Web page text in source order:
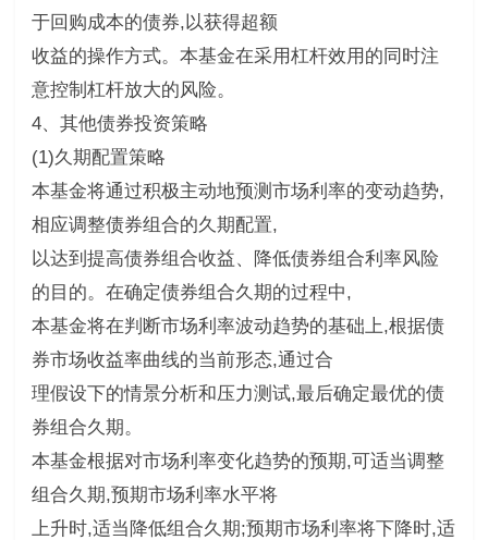
于回购成本的债券,以获得超额
收益的操作方式。本基金在采用杠杆效用的同时注
意控制杠杆放大的风险。
4、其他债券投资策略
(1)久期配置策略
本基金将通过积极主动地预测市场利率的变动趋势,
相应调整债券组合的久期配置,
以达到提高债券组合收益、降低债券组合利率风险
的目的。在确定债券组合久期的过程中,
本基金将在判断市场利率波动趋势的基础上,根据债
券市场收益率曲线的当前形态,通过合
理假设下的情景分析和压力测试,最后确定最优的债
券组合久期。
本基金根据对市场利率变化趋势的预期,可适当调整
组合久期,预期市场利率水平将
上升时,适当降低组合久期;预期市场利率将下降时,适